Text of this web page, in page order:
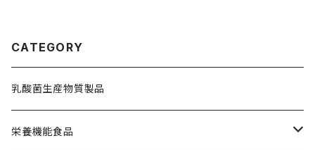
CATEGORY
乳酸菌生産物質製品
栄養機能食品